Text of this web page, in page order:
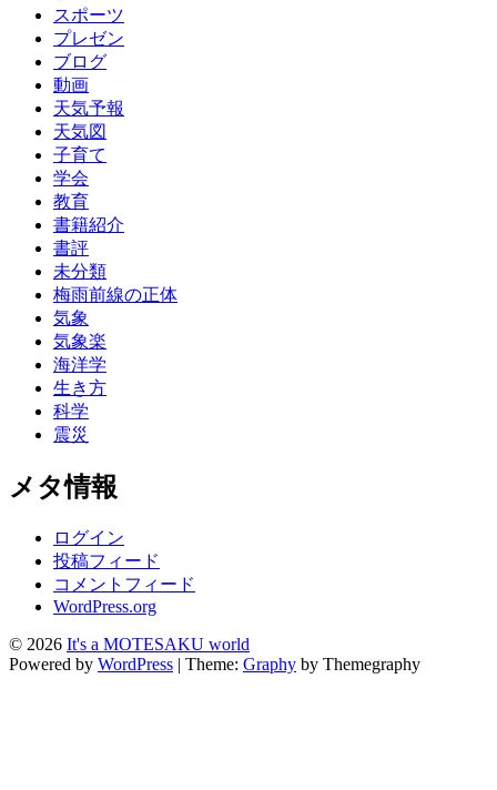
スポーツ
プレゼン
ブログ
動画
天気予報
天気図
子育て
学会
教育
書籍紹介
書評
未分類
梅雨前線の正体
気象
気象楽
海洋学
生き方
科学
震災
メタ情報
ログイン
投稿フィード
コメントフィード
WordPress.org
© 2026 It's a MOTESAKU world
Powered by WordPress | Theme: Graphy by Themegraphy